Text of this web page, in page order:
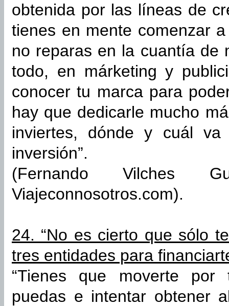
obtenida por las líneas de
tienes en mente comenzar
no reparas en la cuantía de
todo, en márketing y
conocer tu marca para
hay que dedicarle mucho
inviertes, dónde y cuál
inversión”.
(Fernando Vilches
Viajeconnosotros.com).
24. “No es cierto que sólo
tres entidades para
“Tienes que moverte
puedas e intentar obtener